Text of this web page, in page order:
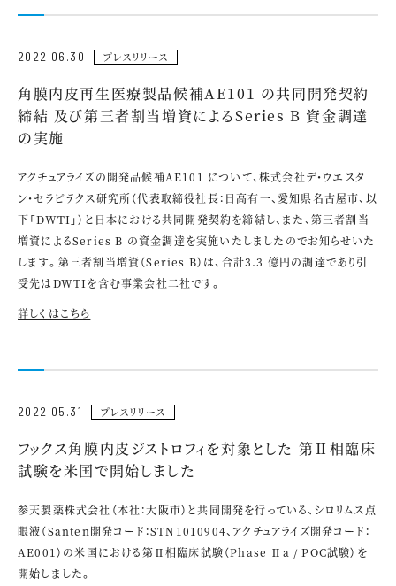
2022.06.30 プレスリリース
角膜内皮再生医療製品候補AE101 の共同開発契約
締結 及び第三者割当増資によるSeries B 資金調達
の実施
アクチュアライズの開発品候補AE101 について、株式会社デ・ウエスタ
ン・セラピテクス研究所（代表取締役社⾧：日高有一、愛知県名古屋市、以
下「DWTI」）と日本における共同開発契約を締結し、また、第三者割当
増資によるSeries B の資金調達を実施いたしましたのでお知らせいた
します。第三者割当増資（Series B）は、合計3.3 億円の調達であり引
受先はDWTIを含む事業会社二社です。
詳しくはこちら
2022.05.31 プレスリリース
フックス角膜内皮ジストロフィを対象とした 第Ⅱ相臨床
試験を米国で開始しました
参天製薬株式会社（本社：大阪市）と共同開発を行っている、シロリムス点
眼液（Santen開発コード：STN1010904、アクチュアライズ開発コード：
AE001 ）の米国における第Ⅱ相臨床試験（Phase Ⅱ a / POC試験）を
開始しました。